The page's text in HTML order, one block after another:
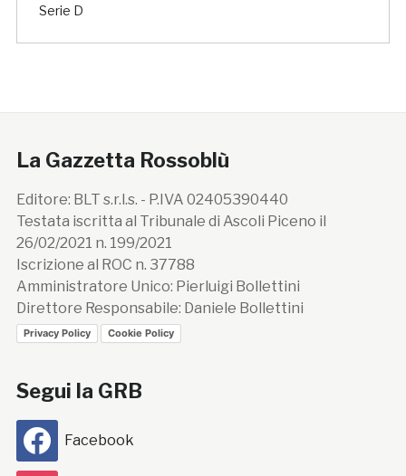
Serie D
La Gazzetta Rossoblù
Editore: BLT s.r.l.s. - P.IVA 02405390440
Testata iscritta al Tribunale di Ascoli Piceno il
26/02/2021 n. 199/2021
Iscrizione al ROC n. 37788
Amministratore Unico: Pierluigi Bollettini
Direttore Responsabile: Daniele Bollettini
Privacy Policy Cookie Policy
Segui la GRB
Facebook